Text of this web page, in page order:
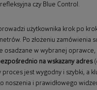
czy Blue Control.
użytkownika krok po
Po złożeniu zamówienia
osadzane w wybranej oprawce,
na wskazany adres
proces jest wygodny i szybki, a
noszenia i prawidłowego